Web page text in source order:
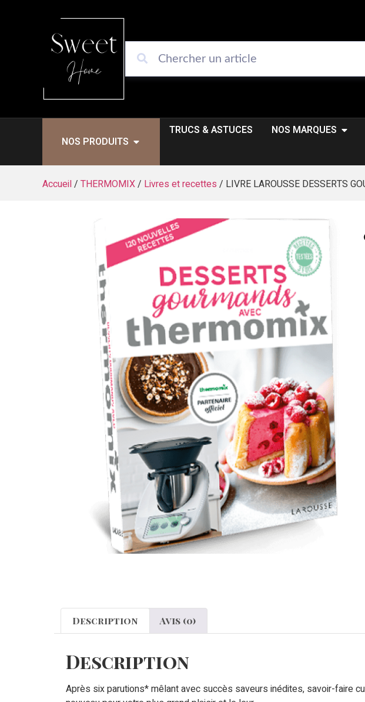
NOS PRODUITS
TRUCS & ASTUCES NOS MARQUES
Accueil/ THERMOMIX/ Livres et recettes / LIVRE LAROUSSE DESSERTS
Description Avis (0)
Description
Après six parutions* mêlant avec succès saveurs inédites, savoir-faire